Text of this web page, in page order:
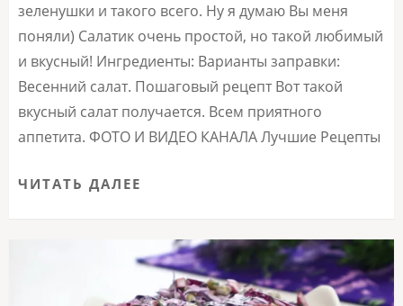
зеленушки и такого всего. Ну я думаю Вы меня
поняли) Салатик очень простой, но такой любимый
и вкусный! Ингредиенты: Варианты заправки:
Весенний салат. Пошаговый рецепт Вот такой
вкусный салат получается. Всем приятного
аппетита. ФОТО И ВИДЕО КАНАЛА Лучшие Рецепты
ЧИТАТЬ ДАЛЕЕ